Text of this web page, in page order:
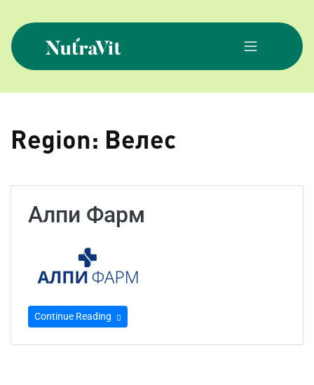
content
Region: Велес
Алпи Фарм
Continue Reading